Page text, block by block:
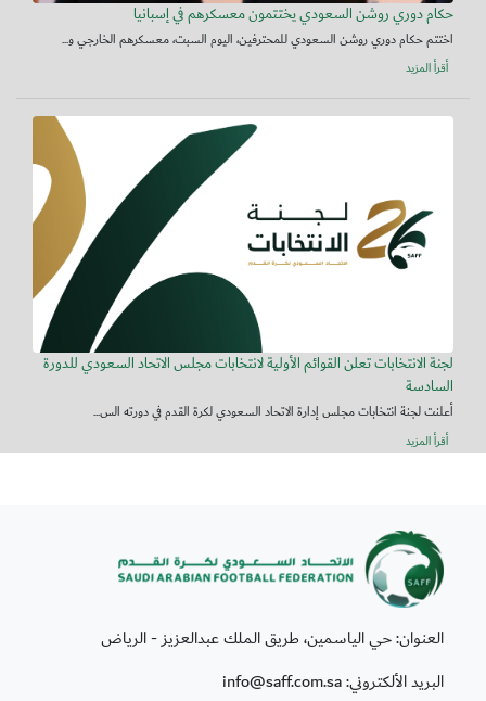
حكام دوري روشن السعودي يختتمون معسكرهم في إسبانيا
اختتم حكام دوري روشن السعودي للمحترفين، اليوم السبت، معسكرهم الخارجي و...
أقرأ المزيد
لجنة الانتخابات تعلن القوائم الأولية لانتخابات مجلس الاتحاد السعودي للدورة
السادسة
أعلنت لجنة انتخابات مجلس إدارة الاتحاد السعودي لكرة القدم في دورته الس...
أقرأ المزيد
العنوان: حي الياسمين، طريق الملك عبدالعزيز - الرياض
البريد الألكتروني: info@saff.com.sa